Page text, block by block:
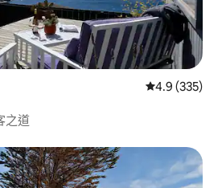
從 335 則評
4.9 (335)
之道